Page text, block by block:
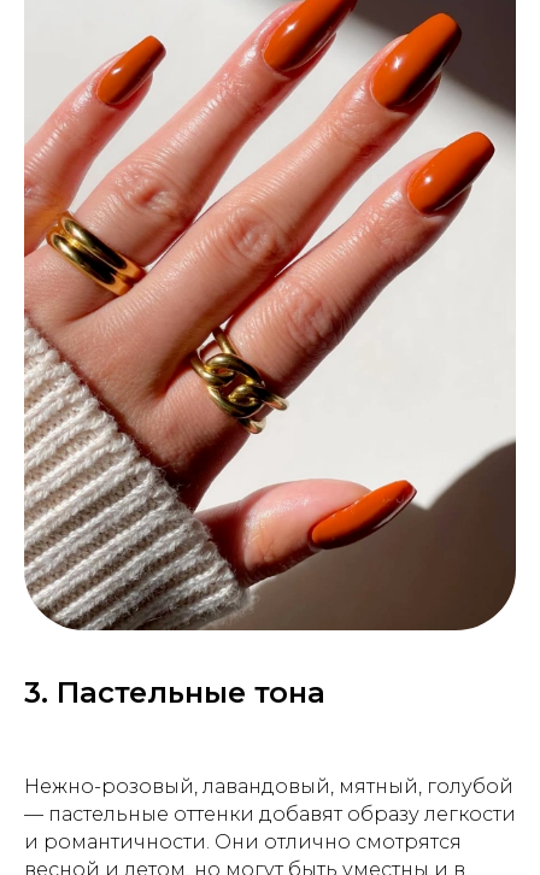
3. Пастельные тона
Нежно-розовый, лавандовый, мятный, голубой
— пастельные оттенки добавят образу легкости
и романтичности. Они отлично смотрятся
весной и летом, но могут быть уместны и в